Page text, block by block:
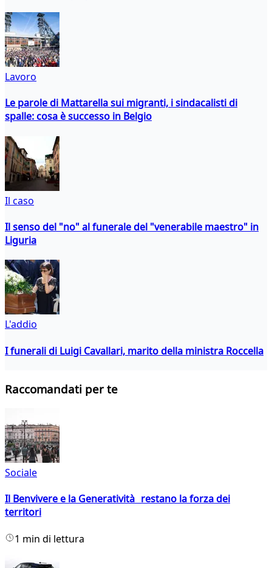
Lavoro
Le parole di Mattarella sui migranti, i sindacalisti di
spalle: cosa è successo in Belgio
Il caso
Il senso del "no" al funerale del "venerabile maestro" in
Liguria
L'addio
I funerali di Luigi Cavallari, marito della ministra Roccella
Raccomandati per te
Sociale
Il Benvivere e la Generatività restano la forza dei
territori
1 min di lettura